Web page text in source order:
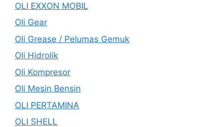
OLI EXXON MOBIL
Oli Gear
Oli Grease / Pelumas Gemuk
Oli Hidrolik
Oli Kompresor
Oli Mesin Bensin
OLI PERTAMINA
OLI SHELL